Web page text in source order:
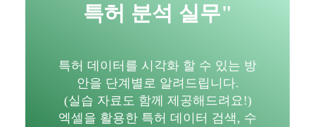
특허 분석 실무"
특허 데이터를 시각화 할 수 있는 방
안을 단계별로 알려드립니다.
(실습 자료도 함께 제공해드려요!)
엑셀을 활용한 특허 데이터 검색, 수